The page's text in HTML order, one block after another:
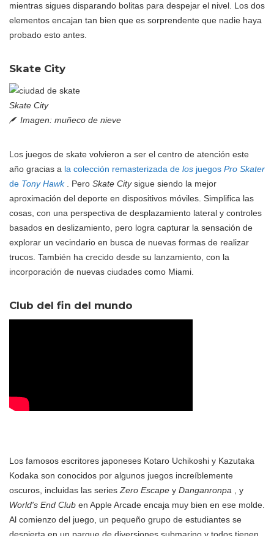
mientras sigues disparando bolitas para despejar el nivel. Los dos
elementos encajan tan bien que es sorprendente que nadie haya
probado esto antes.
Skate City
Skate City
Imagen: muñeco de nieve
Los juegos de skate volvieron a ser el centro de atención este
año gracias a la colección remasterizada de los juegos Pro Skater
de Tony Hawk. Pero Skate Citysigue siendo la mejor
aproximación del deporte en dispositivos móviles. Simplifica las
cosas, con una perspectiva de desplazamiento lateral y controles
basados en deslizamiento, pero logra capturar la sensación de
explorar un vecindario en busca de nuevas formas de realizar
trucos. También ha crecido desde su lanzamiento, con la
incorporación de nuevas ciudades como Miami.
Club del fin del mundo
Los famosos escritores japoneses Kotaro Uchikoshi y Kazutaka
Kodaka son conocidos por algunos juegos increíblemente
oscuros, incluidas las seriesZero Escape y Danganronpa , y
World's End Club en Apple Arcade encaja muy bien en ese molde.
Al comienzo del juego, un pequeño grupo de estudiantes se